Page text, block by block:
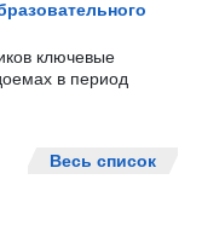
ключевые
в период
Весь список